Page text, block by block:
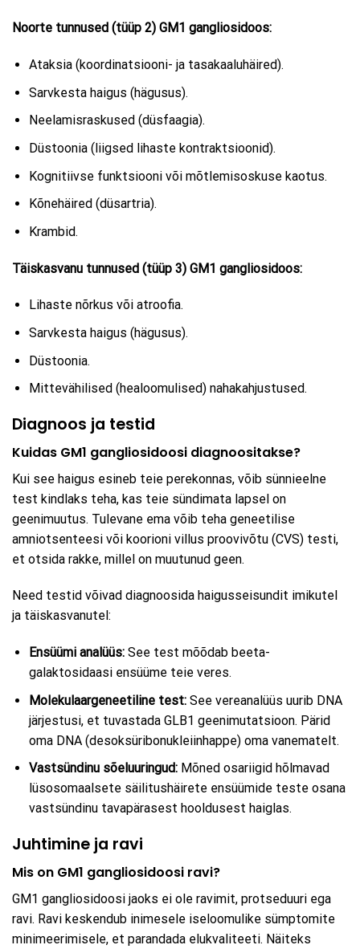
Noorte tunnused (tüüp 2) GM1 gangliosidoos:
Ataksia (koordinatsiooni- ja tasakaaluhäired).
Sarvkesta haigus (hägusus).
Neelamisraskused (düsfaagia).
Düstoonia (liigsed lihaste kontraktsioonid).
Kognitiivse funktsiooni või mõtlemisoskuse kaotus.
Kõnehäired (düsartria).
Krambid.
Täiskasvanu tunnused (tüüp 3) GM1 gangliosidoos:
Lihaste nõrkus või atroofia.
Sarvkesta haigus (hägusus).
Düstoonia.
Mittevähilised (healoomulised) nahakahjustused.
Diagnoos ja testid
Kuidas GM1 gangliosidoosi diagnoositakse?
Kui see haigus esineb teie perekonnas, võib sünnieelne
test kindlaks teha, kas teie sündimata lapsel on
geenimuutus. Tulevane ema võib teha geneetilise
amniotsenteesi või koorioni villus proovivõtu (CVS) testi,
et otsida rakke, millel on muutunud geen.
Need testid võivad diagnoosida haigusseisundit imikutel
ja täiskasvanutel:
Ensüümi analüüs:See test mõõdab beeta-
galaktosidaasi ensüüme teie veres.
Molekulaargeneetiline test: See vereanalüüs uurib DNA
järjestusi, et tuvastada GLB1 geenimutatsioon. Pärid
oma DNA (desoksüribonukleiinhappe) oma vanematelt.
Vastsündinu sõeluuringud:Mõned osariigid hõlmavad
lüsosomaalsete säilitushäirete ensüümide teste osana
vastsündinu tavapärasest hooldusest haiglas.
Juhtimine ja ravi
Mis on GM1 gangliosidoosi ravi?
GM1 gangliosidoosi jaoks ei ole ravimit, protseduuri ega
ravi. Ravi keskendub inimesele iseloomulike sümptomite
minimeerimisele, et parandada elukvaliteeti. Näiteks